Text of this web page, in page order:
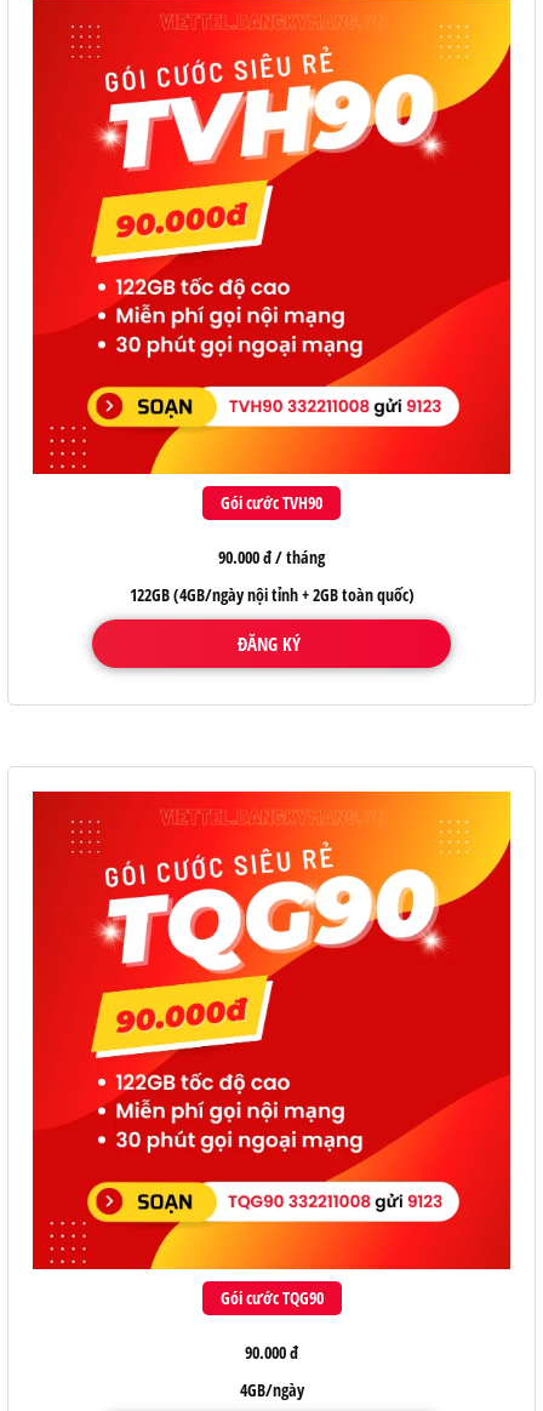
Gói cước TVH90
90.000 đ / tháng
122GB (4GB/ngày nội tỉnh + 2GB toàn quốc)
ĐĂNG KÝ
Gói cước TQG90
90.000 đ
4GB/ngày